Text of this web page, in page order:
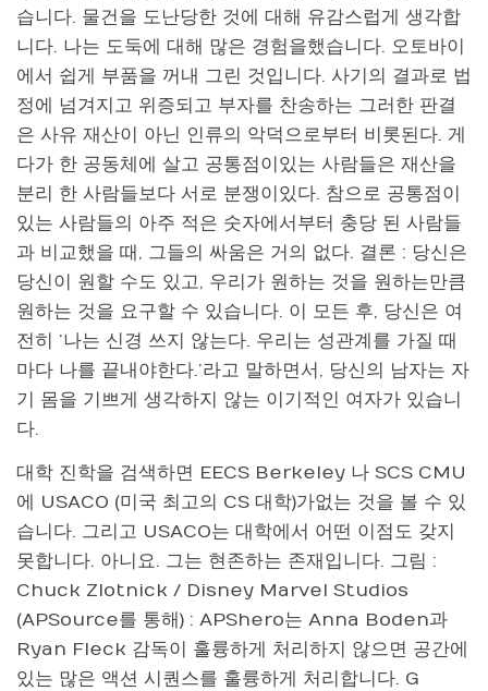
습니다. 물건을 도난당한 것에 대해 유감스럽게 생각합
니다. 나는 도둑에 대해 많은 경험을했습니다. 오토바이
에서 쉽게 부품을 꺼내 그린 것입니다. 사기의 결과로 법
정에 넘겨지고 위증되고 부자를 찬송하는 그러한 판결
은 사유 재산이 아닌 인류의 악덕으로부터 비롯된다. 게
다가 한 공동체에 살고 공통점이있는 사람들은 재산을
분리 한 사람들보다 서로 분쟁이있다. 참으로 공통점이
있는 사람들의 아주 적은 숫자에서부터 충당 된 사람들
과 비교했을 때, 그들의 싸움은 거의 없다. 결론 : 당신은
당신이 원할 수도 있고, 우리가 원하는 것을 원하는만큼
원하는 것을 요구할 수 있습니다. 이 모든 후, 당신은 여
전히 ​​’나는 신경 쓰지 않는다. 우리는 성관계를 가질 때
마다 나를 끝내야한다.’라고 말하면서, 당신의 남자는 자
기 몸을 기쁘게 생각하지 않는 이기적인 여자가 있습니
다.
대학 진학을 검색하면 EECS Berkeley 나 SCS CMU
에 USACO (미국 최고의 CS 대학)가없는 것을 볼 수 있
습니다. 그리고 USACO는 대학에서 어떤 이점도 갖지
못합니다. 아니요. 그는 현존하는 존재입니다. 그림 :
Chuck Zlotnick / Disney Marvel Studios
(APSource를 통해) : APShero는 Anna Boden과
Ryan Fleck 감독이 훌륭하게 처리하지 않으면 공간에
있는 많은 액션 시퀀스를 훌륭하게 처리합니다. G